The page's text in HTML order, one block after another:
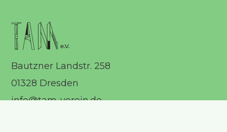
Bautzner Landstr. 258
01328 Dresden
info@tam-verein.de